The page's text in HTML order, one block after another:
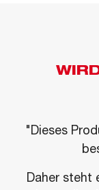
"Dieses
Daher steht